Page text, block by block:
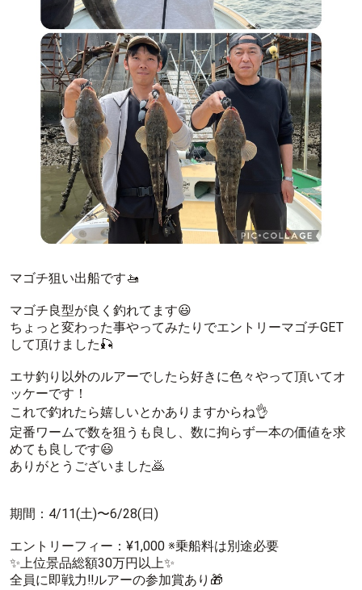
マゴチ狙い出船です🚤
マゴチ良型が良く釣れてます😃
ちょっと変わった事やってみたりでエントリーマゴチGET
して頂けました🎣
エサ釣り以外のルアーでしたら好きに色々やって頂いてオ
ッケーです！
これで釣れたら嬉しいとかありますからね👌
定番ワームで数を狙うも良し、数に拘らず一本の価値を求
めても良しです😃
ありがとうございました🙇
期間：4/11(土)〜6/28(日)
エントリーフィー：¥1,000 ※乗船料は別途必要
✨上位景品総額30万円以上✨
全員に即戦力‼️ルアーの参加賞あり🎁